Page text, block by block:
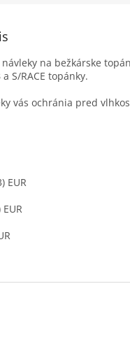
návleky na bežkárske
S/RACE topánky.
vás ochránia pred
EUR